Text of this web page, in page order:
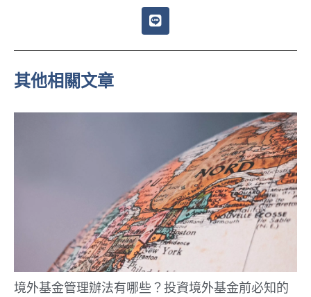
L
i
e
其他相關文章
境外基金管理辦法有哪些？投資境外基金前必知的